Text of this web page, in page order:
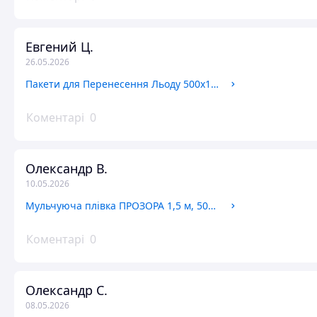
Евгений Ц.
26.05.2026
Пакети для Перенесення Льоду 500х1000мм, 20літрів/20кг, Міцність 100мкм, 50шт (первинні харчові)
Коментарі 0
Олександр В.
10.05.2026
Мульчуюча плівка ПРОЗОРА 1,5 м, 500 м, 30 мкм, на 6 міс.
Коментарі 0
Олександр С.
08.05.2026